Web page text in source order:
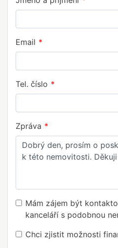
Email
Tel. číslo
Zpráva
Mám zájem být
kanceláří s podobnou
Chci zjistit možnosti